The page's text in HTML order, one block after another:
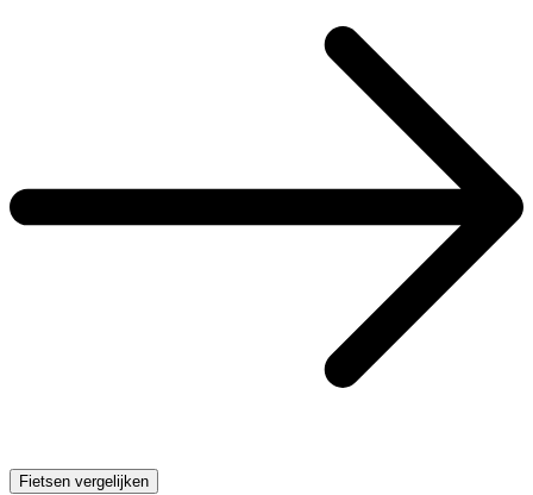
Fietsen vergelijken